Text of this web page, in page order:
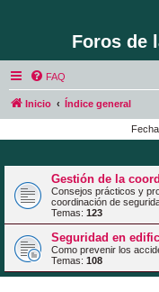
Foros de
FAQ
Inicio Índice general
Gestión de la
Consejos prácticos y
coordinación de
Temas: 123
Seguridad en
Como prevenir los
Temas: 108